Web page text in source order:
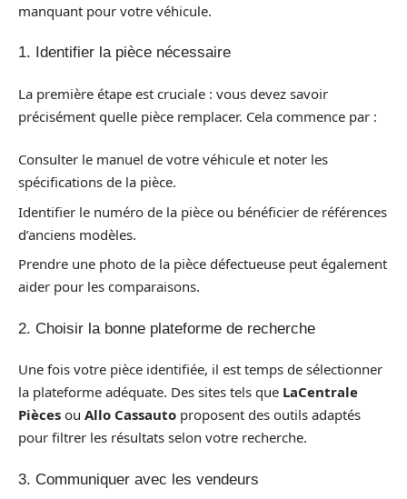
manquant pour votre véhicule.
1. Identifier la pièce nécessaire
La première étape est cruciale : vous devez savoir
précisément quelle pièce remplacer. Cela commence par :
Consulter le manuel de votre véhicule et noter les
spécifications de la pièce.
Identifier le numéro de la pièce ou bénéficier de références
d’anciens modèles.
Prendre une photo de la pièce défectueuse peut également
aider pour les comparaisons.
2. Choisir la bonne plateforme de recherche
Une fois votre pièce identifiée, il est temps de sélectionner
la plateforme adéquate. Des sites tels que LaCentrale
Pièces ou Allo Cassauto proposent des outils adaptés
pour filtrer les résultats selon votre recherche.
3. Communiquer avec les vendeurs